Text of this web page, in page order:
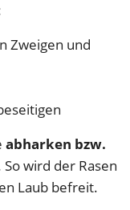
Zweigen und
abharken bzw.
So wird der Rasen
Laub befreit.